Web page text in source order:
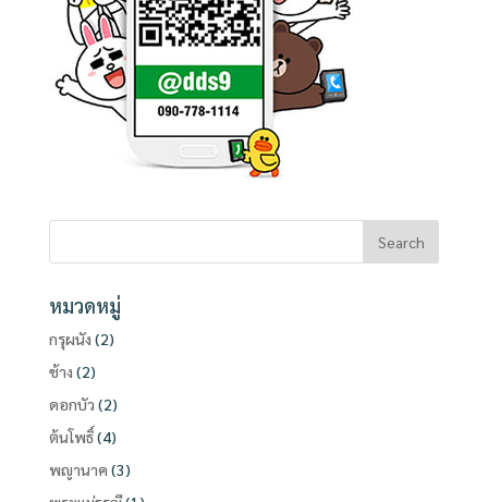
หมวดหมู่
กรุผนัง (2)
ช้าง (2)
ดอกบัว (2)
ต้นโพธิ์(4)
พญานาค (3)